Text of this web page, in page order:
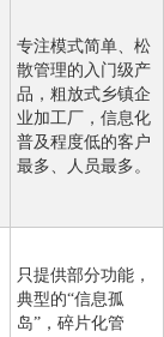
专注模式简单、松
散管理的入门级产
品，粗放式乡镇企
业加工厂，信息化
普及程度低的客户
最多、人员最多。
只提供部分功能，
典型的“信息孤
岛”，碎片化管